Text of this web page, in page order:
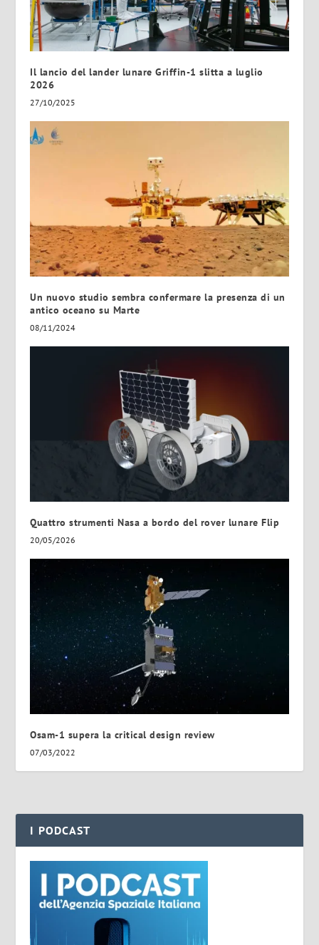
Il lancio del lander lunare Griffin-1 slitta a luglio
2026
27/10/2025
Un nuovo studio sembra confermare la presenza di un
antico oceano su Marte
08/11/2024
Quattro strumenti Nasa a bordo del rover lunare Flip
20/05/2026
Osam-1 supera la critical design review
07/03/2022
I PODCAST